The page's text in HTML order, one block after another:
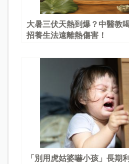
大暑三伏天熱到爆？中醫教
招養生法遠離熱傷害！
「別用虎姑婆嚇小孩」長期